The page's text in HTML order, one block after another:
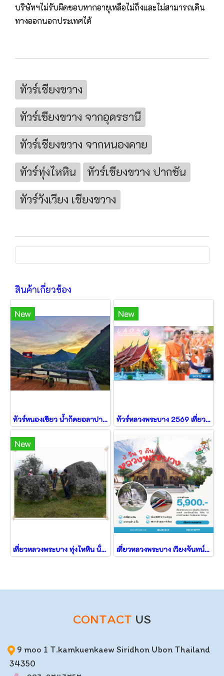
บริษัทฯไม่รับผิดชอบหากอายุเหลือไม่ถึงและไม่สามารถเดิน
ทางออกนอกประเทศได้
ทัวร์เชียงขวาง
ทัวร์เซียงขวาง จากอุดรธานี
ทัวร์เชียงขวาง จากหนองคาย
ทัวร์ทุ่งไหหิน
ทัวร์เชียงขวาง ปากซัน
ทัวร์วังเวียง เชียงขวาง
สินค้าเกี่ยวข้อง
New
ทัวร์หนองเขียว น้ำกัดยอลาปา อุดมไชย หลวงพระบาง วังเวียง 5วัน4คืน
New
ทัวร์หลวงพระบาง 2569 เที่ยววังเวียง เมืองเฟือง รถไฟความเร็วสูง 4วัน3คืน
New
เที่ยวหลวงพระบาง ทุ่งไหหิน นั่งรถไฟฟ้าความเร็วสูง เที่ยวหลวงพระบาง เวียงจันทน์ 3วัน2คืน จาก หนองคาย
CONTACT US
9 moo 1 T.kamkuenkaew Siridhon Ubon Thailand
34350